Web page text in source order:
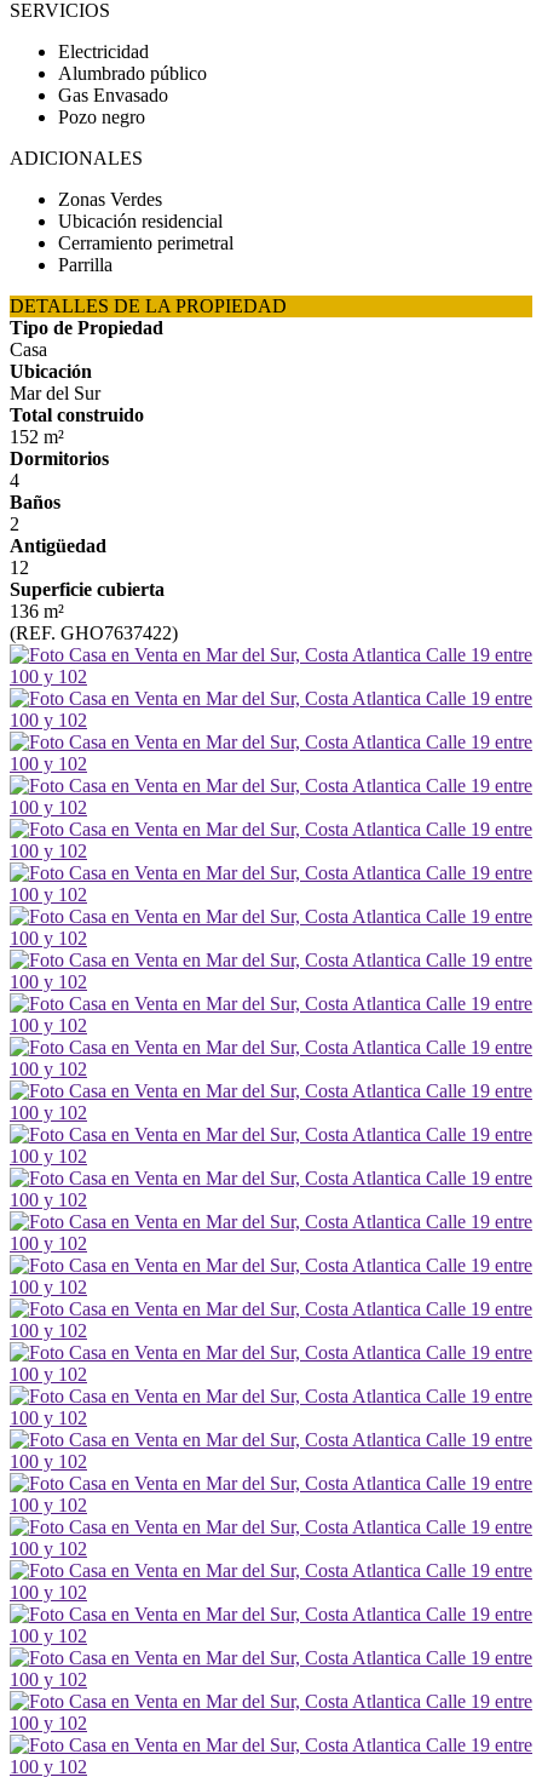
SERVICIOS
Electricidad
Alumbrado público
Gas Envasado
Pozo negro
ADICIONALES
Zonas Verdes
Ubicación residencial
Cerramiento perimetral
Parrilla
DETALLES DE LA PROPIEDAD
Tipo de Propiedad
Casa
Ubicación
Mar del Sur
Total construido
152 m²
Dormitorios
4
Baños
2
Antigüedad
12
Superficie cubierta
136 m²
(REF. GHO7637422)